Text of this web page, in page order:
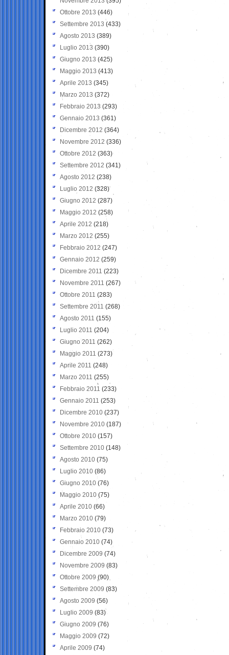
Ottobre 2013 (446)
Settembre 2013 (433)
Agosto 2013 (389)
Luglio 2013 (390)
Giugno 2013 (425)
Maggio 2013 (413)
Aprile 2013 (345)
Marzo 2013 (372)
Febbraio 2013 (293)
Gennaio 2013 (361)
Dicembre 2012 (364)
Novembre 2012 (336)
Ottobre 2012 (363)
Settembre 2012 (341)
Agosto 2012 (238)
Luglio 2012 (328)
Giugno 2012 (287)
Maggio 2012 (258)
Aprile 2012 (218)
Marzo 2012 (255)
Febbraio 2012 (247)
Gennaio 2012 (259)
Dicembre 2011 (223)
Novembre 2011 (267)
Ottobre 2011 (283)
Settembre 2011 (268)
Agosto 2011 (155)
Luglio 2011 (204)
Giugno 2011 (262)
Maggio 2011 (273)
Aprile 2011 (248)
Marzo 2011 (255)
Febbraio 2011 (233)
Gennaio 2011 (253)
Dicembre 2010 (237)
Novembre 2010 (187)
Ottobre 2010 (157)
Settembre 2010 (148)
Agosto 2010 (75)
Luglio 2010 (86)
Giugno 2010 (76)
Maggio 2010 (75)
Aprile 2010 (66)
Marzo 2010 (79)
Febbraio 2010 (73)
Gennaio 2010 (74)
Dicembre 2009 (74)
Novembre 2009 (83)
Ottobre 2009 (90)
Settembre 2009 (83)
Agosto 2009 (56)
Luglio 2009 (83)
Giugno 2009 (76)
Maggio 2009 (72)
Aprile 2009 (74)